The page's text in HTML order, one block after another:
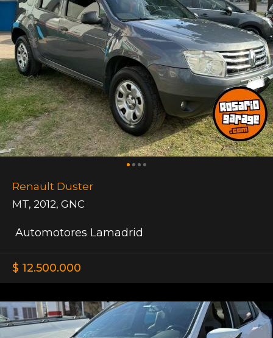
Renault Duster
MT, 2012, GNC
Automotores Lamadrid
$ 12.500.000